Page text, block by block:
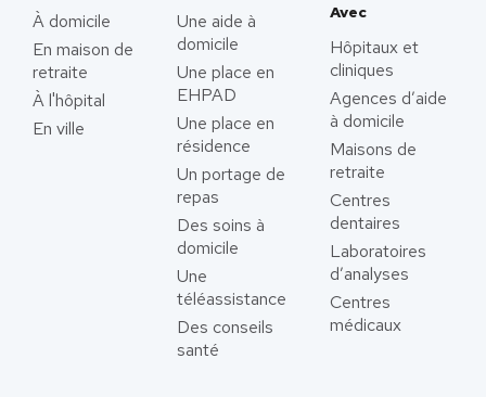
À domicile
En maison de
retraite
À l'hôpital
En ville
Une aide à
domicile
Une place en
EHPAD
Une place en
résidence
Un portage de
repas
Des soins à
domicile
Une
téléassistance
Des conseils
santé
Avec
Hôpitaux et
cliniques
Agences d’aide
à domicile
Maisons de
retraite
Centres
dentaires
Laboratoires
d’analyses
Centres
médicaux